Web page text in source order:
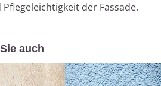
Pflegeleichtigkeit der Fassade.
auch